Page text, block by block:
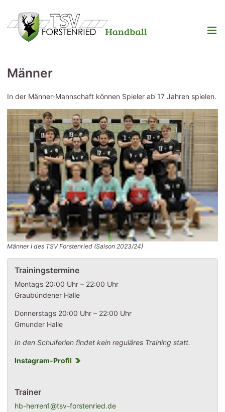
Männer
In der Männer-Mannschaft können Spieler ab 17 Jahren spielen.
Männer I des TSV Forstenried (Saison 2023/24)
Trainingstermine
Montags 20:00 Uhr – 22:00 Uhr
Graubündener Halle
Donnerstags 20:00 Uhr – 22:00 Uhr
Gmunder Halle
In den Schulferien findet kein reguläres Training statt.
Instagram-Profil
Trainer
hb-herren1@tsv-forstenried.de